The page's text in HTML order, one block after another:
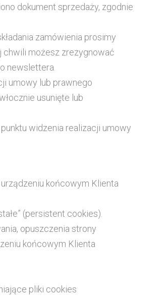
dokument sprzedaży, zgodnie
zamówienia prosimy
chwili możesz zrezygnować
newslettera.
umowy lub prawnego
usunięte lub
widzenia realizacji umowy
końcowym Klienta
(persistent cookies).
opuszczenia strony
końcowym Klienta
pliki cookies